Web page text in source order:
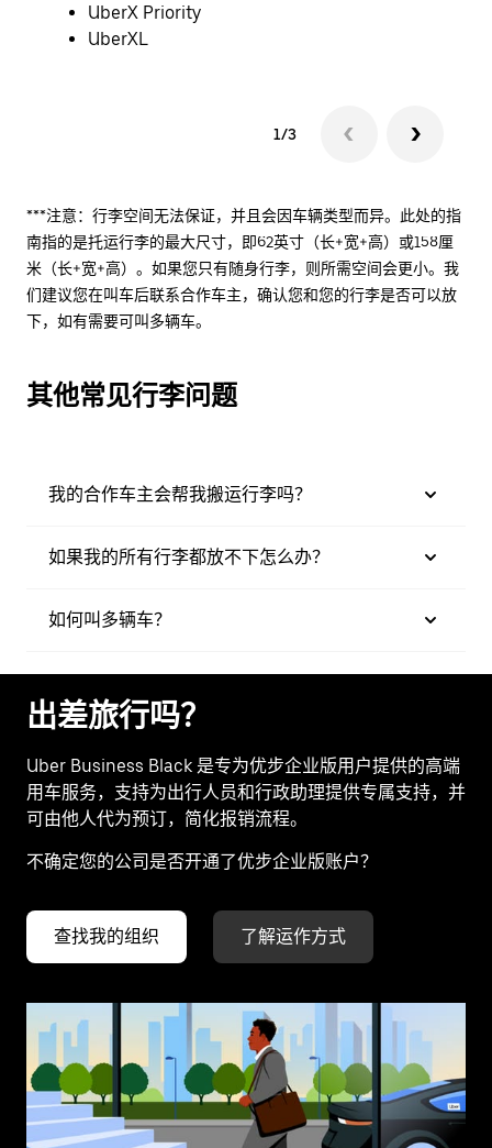
UberX Priority
UberXL
1/3
***注意：行李空间无法保证，并且会因车辆类型而异。此处的指
南指的是托运行李的最大尺寸，即62英寸（长+宽+高）或158厘
米（长+宽+高）。如果您只有随身行李，则所需空间会更小。我
们建议您在叫车后联系合作车主，确认您和您的行李是否可以放
下，如有需要可叫多辆车。
其他常见行李问题
我的合作车主会帮我搬运行李吗？
如果我的所有行李都放不下怎么办？
如何叫多辆车？
出差旅行吗？
Uber Business Black 是专为优步企业版用户提供的高端
用车服务，支持为出行人员和行政助理提供专属支持，并
可由他人代为预订，简化报销流程。
不确定您的公司是否开通了优步企业版账户？
查找我的组织 了解运作方式